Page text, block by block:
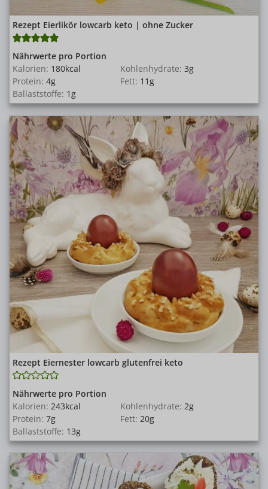
Rezept Eierlikör lowcarb keto | ohne Zucker
Nährwerte pro Portion
Kalorien: 180kcal Kohlenhydrate: 3g
Protein: 4g Fett: 11g
Ballaststoffe: 1g
Rezept Eiernester lowcarb glutenfrei keto
Nährwerte pro Portion
Kalorien: 243kcal Kohlenhydrate: 2g
Protein: 7g Fett: 20g
Ballaststoffe: 13g